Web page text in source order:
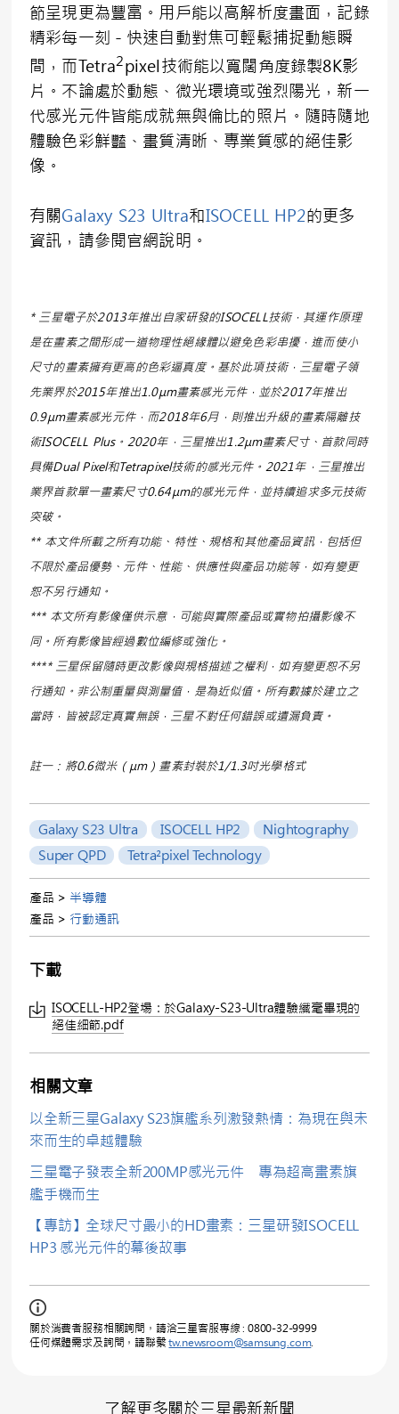
節呈現更為豐富。用戶能以高解析度畫面，記錄
精彩每一刻－快速自動對焦可輕鬆捕捉動態瞬
間，而Tetra2pixel技術能以寬闊角度錄製8K影
片。不論處於動態、微光環境或強烈陽光，新一
代感光元件皆能成就無與倫比的照片。隨時隨地
體驗色彩鮮豔、畫質清晰、專業質感的絕佳影
像。
有關Galaxy S23 Ultra和ISOCELL HP2的更多
資訊，請參閱官網說明。
* 三星電子於2013年推出自家研發的ISOCELL技術，其運作原理
是在畫素之間形成一道物理性絕緣體以避免色彩串擾，進而使小
尺寸的畫素擁有更高的色彩逼真度。基於此項技術，三星電子領
先業界於2015年推出1.0μm畫素感光元件，並於2017年推出
0.9μm畫素感光元件，而2018年6月，則推出升級的畫素隔離技
術ISOCELL Plus。2020年，三星推出1.2μm畫素尺寸、首款同時
具備Dual Pixel和Tetrapixel技術的感光元件。2021年，三星推出
業界首款單一畫素尺寸0.64μm的感光元件，並持續追求多元技術
突破。
** 本文件所載之所有功能、特性、規格和其他產品資訊，包括但
不限於產品優勢、元件、性能、供應性與產品功能等，如有變更
恕不另行通知。
*** 本文所有影像僅供示意，可能與實際產品或實物拍攝影像不
同。所有影像皆經過數位編修或強化。
**** 三星保留隨時更改影像與規格描述之權利，如有變更恕不另
行通知。非公制重量與測量值，是為近似值。所有數據於建立之
當時，皆被認定真實無誤，三星不對任何錯誤或遺漏負責。
註一：將0.6微米（μm）畫素封裝於1/1.3吋光學格式
Galaxy S23 Ultra ISOCELL HP2
Nightography
Super QPD
Tetra²pixel Technology
產品 >半導體
產品 > 行動通訊
下載
ISOCELL-HP2登場：於Galaxy-S23-Ultra體驗纖毫畢現的
絕佳細節.pdf
相關文章
以全新三星Galaxy S23旗艦系列激發熱情：為現在與未
來而生的卓越體驗
三星電子發表全新200MP感光元件 專為超高畫素旗
艦手機而生
【專訪】全球尺寸最小的HD畫素：三星研發ISOCELL
HP3 感光元件的幕後故事
關於消費者服務相關詢問，請洽三星客服專線 : 0800-32-9999
任何媒體需求及詢問，請聯繫tw.newsroom@samsung.com.
了解更多關於三星最新新聞